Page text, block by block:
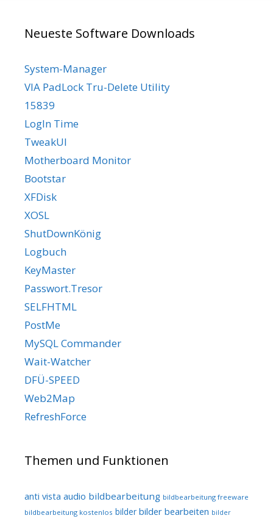
Neueste Software Downloads
System-Manager
VIA PadLock Tru-Delete Utility
15839
LogIn Time
TweakUI
Motherboard Monitor
Bootstar
XFDisk
XOSL
ShutDownKönig
Logbuch
KeyMaster
Passwort.Tresor
SELFHTML
PostMe
MySQL Commander
Wait-Watcher
DFÜ-SPEED
Web2Map
RefreshForce
Themen und Funktionen
anti vista audio bildbearbeitung bildbearbeitung freeware
bildbearbeitung kostenlos bilder bilder bearbeiten bilder